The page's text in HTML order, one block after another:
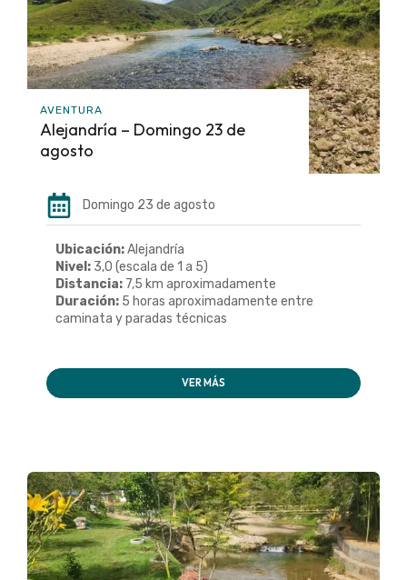
AVENTURA
Alejandría – Domingo 23 de
agosto
Domingo 23 de agosto
Ubicación:Alejandría
Nivel: 3,0 (escala de 1 a 5)
Distancia: 7,5 km aproximadamente
Duración: 5 horas aproximadamente entre
caminata y paradas técnicas
VER MÁS